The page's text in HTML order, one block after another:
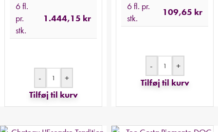
6 fl.
pr.
stk.
1.444,15 kr
-
+
Tilføj til kurv
6 fl. pr.
stk.
109,65 kr
-
+
Tilføj til kurv